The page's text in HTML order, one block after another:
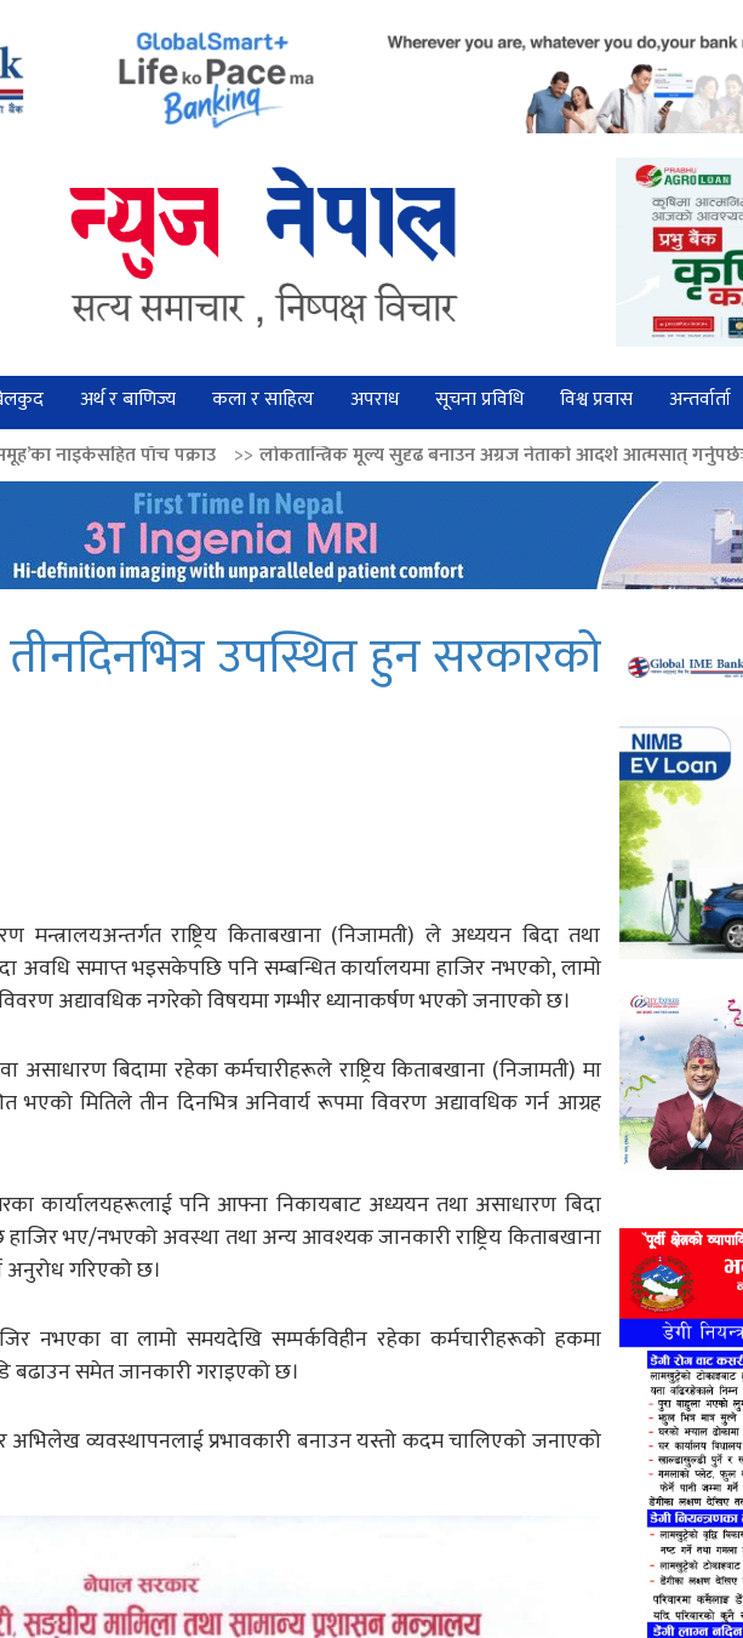
अर्थ र बाणिज्य कला र साहित्य अपराध सूचना प्रविधि विश्व प्रवास अन्तर्वार्ता
>>लोकतान्त्रिक मूल्य सुदृढ बनाउन अग्रज नेताको आदर्श आत्मसात् गर्नुपर्छः पूर्वराष्ट्रपति भण्डारी >>
उपस्थित हुन सरकारको
मन्त्रालयअन्तर्गत राष्ट्रिय किताबखाना (निजामती) ले अध्ययन बिदा तथा
अवधि समाप्त भइसकेपछि पनि सम्बन्धित कार्यालयमा हाजिर नभएको, लामो
अद्यावधिक नगरेको विषयमा गम्भीर ध्यानाकर्षण भएको जनाएको छ।
बिदामा रहेका कर्मचारीहरूले राष्ट्रिय किताबखाना (निजामती) मा
मितिले तीन दिनभित्र अनिवार्य रूपमा विवरण अद्यावधिक गर्न आग्रह
कार्यालयहरूलाई पनि आफ्ना निकायबाट अध्ययन तथा असाधारण बिदा
भए/नभएको अवस्था तथा अन्य आवश्यक जानकारी राष्ट्रिय किताबखाना
अनुरोध गरिएको छ।
नभएका वा लामो समयदेखि सम्पर्कविहीन रहेका कर्मचारीहरूको हकमा
बढाउन समेत जानकारी गराइएको छ।
अभिलेख व्यवस्थापनलाई प्रभावकारी बनाउन यस्तो कदम चालिएको जनाएको